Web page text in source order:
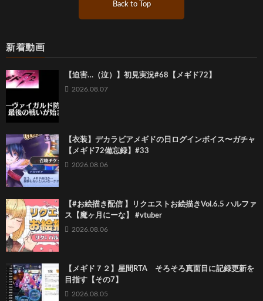
Back to Top
新着動画
【迫害…（泣）】初見実況#68【メギド72】
2026.08.07
【衣装】デカラビアメギドの日ログインボイス〜ガチャ
【メギド72備忘録】#33
2026.08.06
【#お絵描き配信 】リクエストお絵描きVol.6.5 ハルファ
ス【魔ヶ月にーな】 #vtuber
2026.08.06
【メギド７２】星間RTA そろそろ真面目に記録更新を
目指す【その7】
2026.08.05